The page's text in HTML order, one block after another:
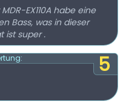
EX110A habe eine
Bass, was in dieser
ist super .
5